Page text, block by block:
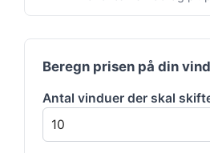
Beregn prisen på din
Antal vinduer der skal